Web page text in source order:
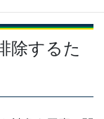
除するた